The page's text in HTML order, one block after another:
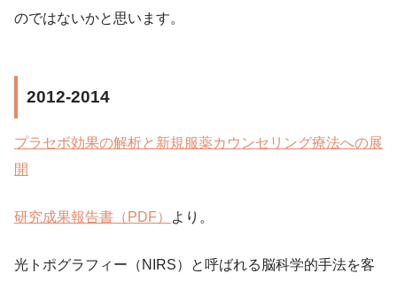
のではないかと思います。
2012-2014
プラセボ効果の解析と新規服薬カウンセリング療法への展
開
研究成果報告書（PDF） より。
光トポグラフィー（NIRS）と呼ばれる脳科学的手法を客